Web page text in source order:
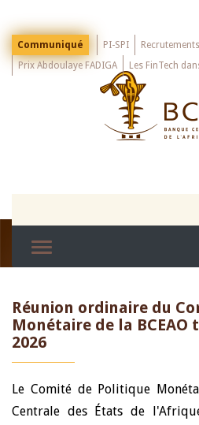
main
content
Menu
Top
Communiqué PI-SPI
Prix Abdoulaye FADIGA
Les FinTech
Réunion ordinaire du
Monétaire de la BCEAO
2026
Le Comité de Politique
Centrale des États de